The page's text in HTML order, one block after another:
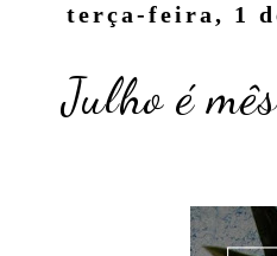
terça-feira, 1
Julho é